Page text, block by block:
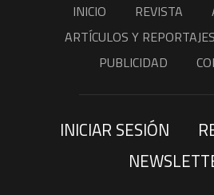
INICIO REVISTA
ARTÍCULOS Y REPORTAJES
PUBLICIDAD
INICIAR SESIÓN